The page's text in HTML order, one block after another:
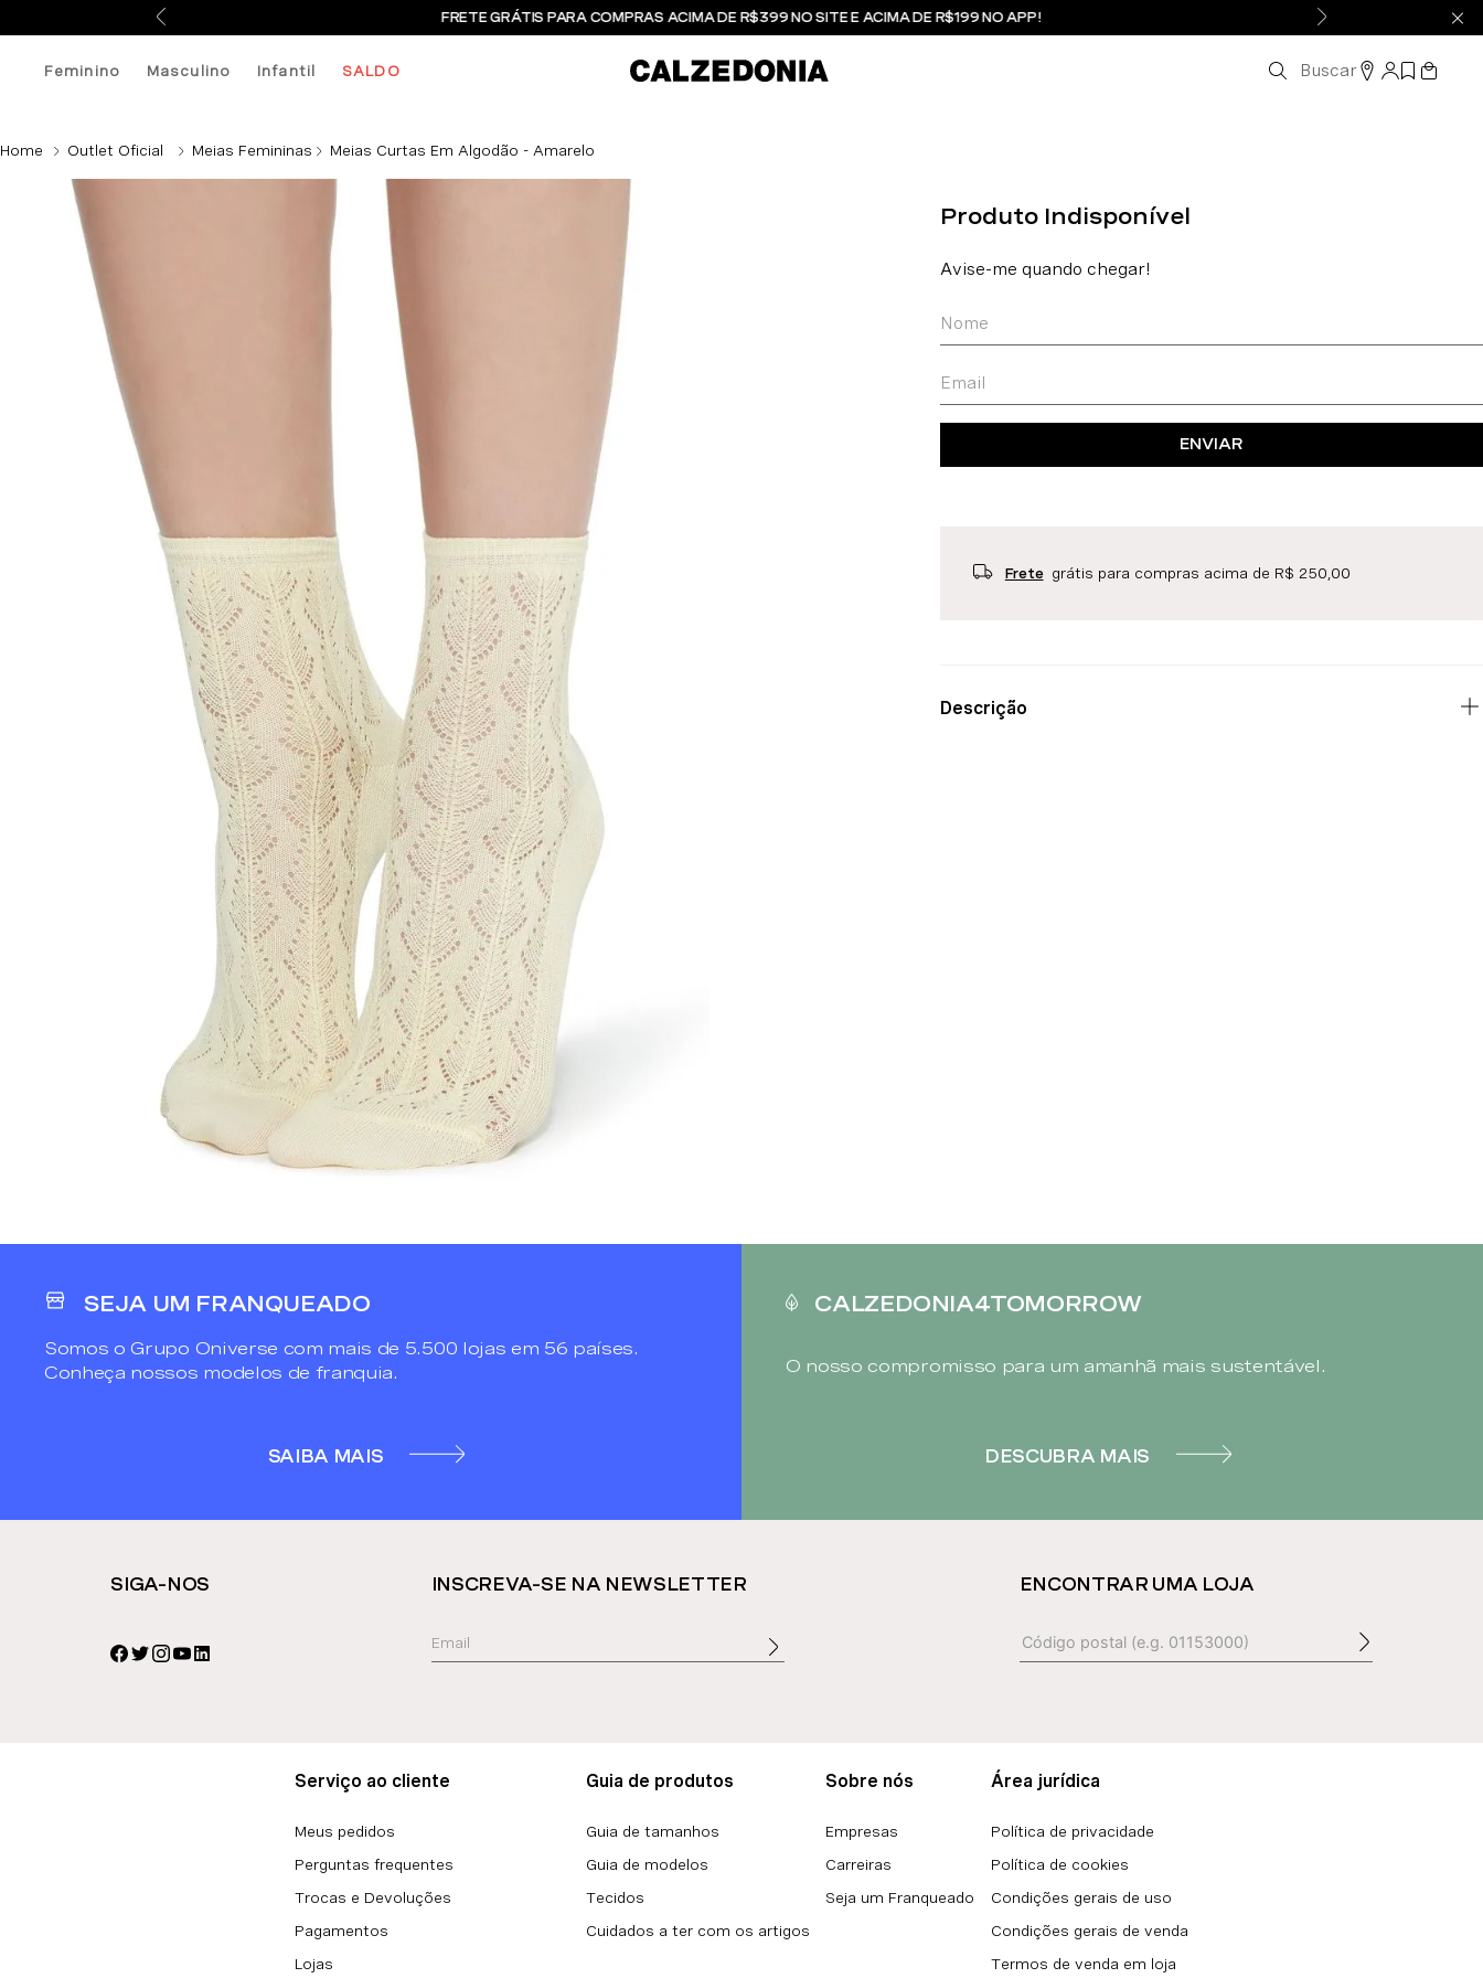
FRETE GRÁTIS PARA COMPRAS ACIMA DE R$399 NO SITE E ACIMA DE R$199 NO APP!
Feminino Masculino Infantil SALDO Buscar
Outlet Oficial Meias Femininas Meias Curtas Em Algodão - Amarelo
ENVIAR
Frete grátis para compras acima de R$ 250,00
Descrição
SEJA UM FRANQUEADO
Somos o Grupo Oniverse com mais de 5.500 lojas em 56 países.
Conheça nossos modelos de franquia.
SAIBA MAIS
CALZEDONIA4TOMORROW
O nosso compromisso para um amanhã mais sustentável.
DESCUBRA MAIS
SIGA-NOS INSCREVA-SE NA NEWSLETTER ENCONTRAR UMA LOJA
Serviço ao cliente
Meus pedidos
Perguntas frequentes
Trocas e Devoluções
Pagamentos
Lojas
Guia de produtos
Guia de tamanhos
Guia de modelos
Tecidos
Cuidados a ter com os artigos
Sobre nós
Empresas
Carreiras
Seja um Franqueado
Área jurídica
Política de privacidade
Política de cookies
Condições gerais de uso
Condições gerais de venda
Termos de venda em loja